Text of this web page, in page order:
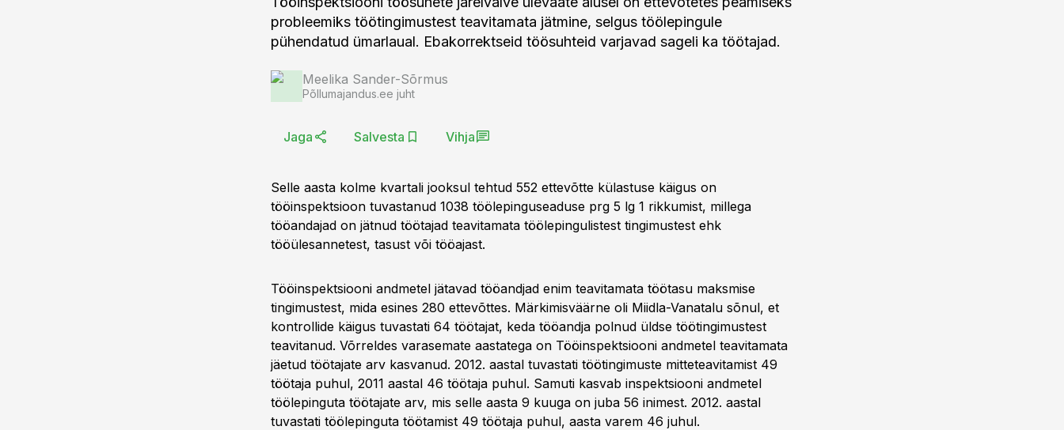
probleemiks töötingimustest teavitamata jätmine, selgus töölepingule
pühendatud ümarlaual. Ebakorrektseid töösuhteid varjavad sageli ka töötajad.
Meelika Sander-Sõrmus
Põllumajandus.ee juht
Jaga Salvesta Vihja
Selle aasta kolme kvartali jooksul tehtud 552 ettevõtte külastuse käigus on
tööinspektsioon tuvastanud 1038 töölepinguseaduse prg 5 lg 1 rikkumist, millega
tööandajad on jätnud töötajad teavitamata töölepingulistest tingimustest ehk
tööülesannetest, tasust või tööajast.
Tööinspektsiooni andmetel jätavad tööandjad enim teavitamata töötasu maksmise
tingimustest, mida esines 280 ettevõttes. Märkimisväärne oli Miidla-Vanatalu sõnul, et
kontrollide käigus tuvastati 64 töötajat, keda tööandja polnud üldse töötingimustest
teavitanud. Võrreldes varasemate aastatega on Tööinspektsiooni andmetel teavitamata
jäetud töötajate arv kasvanud. 2012. aastal tuvastati töötingimuste mitteteavitamist 49
töötaja puhul, 2011 aastal 46 töötaja puhul. Samuti kasvab inspektsiooni andmetel
töölepinguta töötajate arv, mis selle aasta 9 kuuga on juba 56 inimest. 2012. aastal
tuvastati töölepinguta töötamist 49 töötaja puhul, aasta varem 46 juhul.